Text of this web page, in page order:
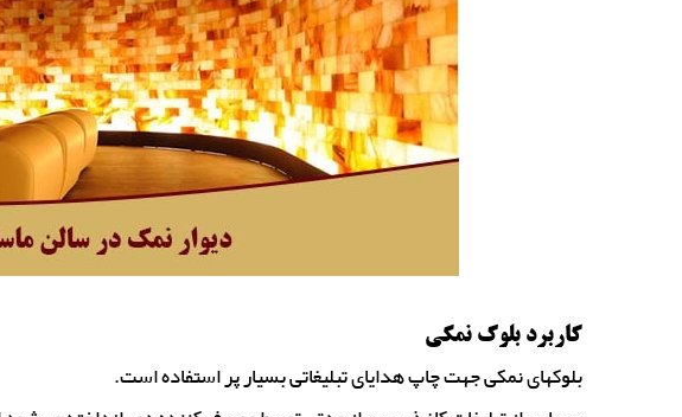
کاربرد بلوک نمکی
بلوکهای نمکی جهت چاپ هدایای تبلیغاتی بسیار پر استفاده است.